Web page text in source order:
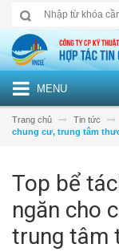
MENU
Trang chủ Tin tức
chung cư, trung tâm
Top bể
ngăn cho
trung tâm